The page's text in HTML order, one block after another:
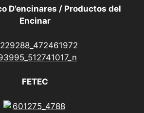
D’encinares / Productos del
Encinar
FETEC